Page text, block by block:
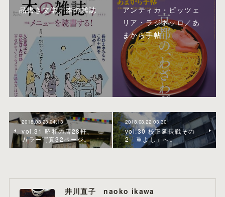
品書き文学／本の雑誌
アンティカ・ピッツェ
リア・ラジネッロ／あ
まから手帖
2018.08.23 04:13
vol.31 昭和の店28軒、
カラー写真32ページ。
2018.08.22 03:30
vol.30 校正延長戦その
2「重よし」へ。
井川直子 naoko ikawa